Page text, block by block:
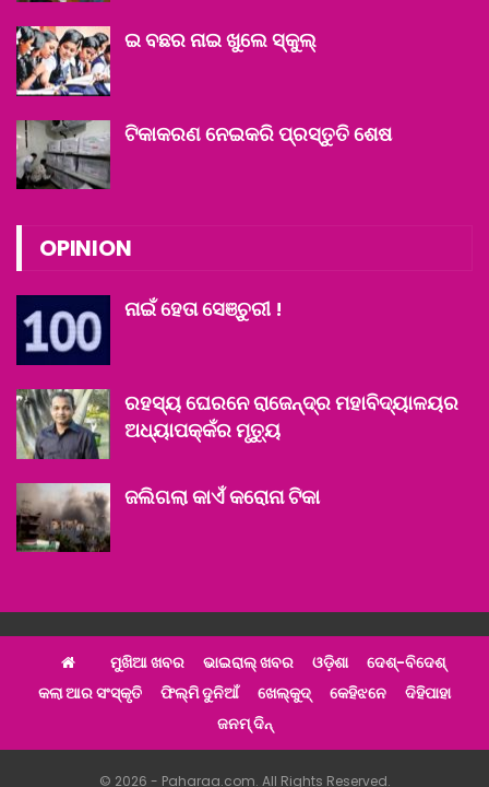
ଇ ବଛର ନାଇ ଖୁଲେ ସ୍କୁଲ୍‌
ଟିକାକରଣ ନେଇକରି ପ୍ରସ୍ତୁତି ଶେଷ
OPINION
ନାଇଁ ହେତା ସେଞ୍ଚୁରୀ !
ରହସ୍ୟ ଘେରନେ ରାଜେନ୍ଦ୍ର ମହାବିଦ୍ୟାଳୟର
ଅଧ୍ୟାପକ୍‌କଁର ମୃତ୍ୟୁ
ଜଲିଗଲା କାଏଁ କରୋନା ଟିକା
ମୁଖିଆ ଖବର ଭାଇରାଲ୍ ଖବର ଓଡ଼ିଶା
ଦେଶ୍‌-ବିଦେଶ୍‌
କଲା ଆର ସଂସ୍କୃତି
ଫିଲ୍ମି ଦୁନିଆଁ ଖେଲ୍‌କୁଦ୍‌ କେହିଝନେ
ଦିହିପାହା
ଜନମ୍ ଦିନ୍
© 2026 - Paharaa.com. All Rights Reserved.